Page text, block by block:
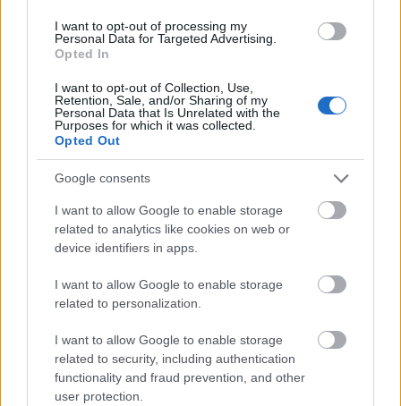
I want to opt-out of processing my
Personal Data for Targeted Advertising.
Opted In
I want to opt-out of Collection, Use,
Retention, Sale, and/or Sharing of my
Personal Data that Is Unrelated with the
Purposes for which it was collected.
Opted Out
Google consents
I want to allow Google to enable storage
related to analytics like cookies on web or
device identifiers in apps.
I want to allow Google to enable storage
related to personalization.
I want to allow Google to enable storage
related to security, including authentication
functionality and fraud prevention, and other
user protection.
Mogą Cię zainteresować również hasła
szekla
Iwo
arganowy
okręt
karuzela stanowisk